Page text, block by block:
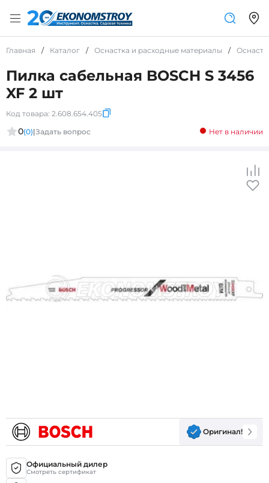
Главная / Каталог / Оснастка и расходные материалы /
Пилка сабельная BOSCH S 3456
XF 2 шт
Код товара: 2.608.654.405
0(0)|Задать вопрос Нет в наличии
Оригинал!
Официальный дилер
Смотреть сертификат